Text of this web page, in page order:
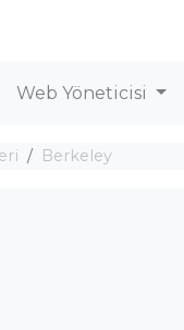
Web Yöneticisi
Berkeley